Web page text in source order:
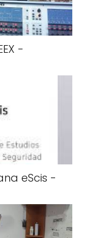
-
eScis -